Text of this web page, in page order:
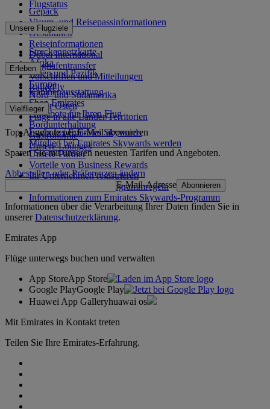
Flugstatus
Gepäck
Visum- und Reisepassinformationen
Gesundheit
Reiseinformationen
Dubai International
Flughafentransfer
Vorschriften und Mitteilungen
Rail&Fly
Unsere Flugziele
Streckennetzkarte
Afrika
Asien und Pazifik
Europa
Nord- und Südamerika
Naher Osten
Flüge in alle Länder/Territorien
Erleben
Kabinenausstattung
Shop Emirates
Angebote für Ihren Flug
Bordunterhaltung
Gastronomie
Unsere Lounges
Vielflieger
Login bei Emirates Skywards
Mitglied bei Emirates Skywards werden
Unsere Partner
Vorteile von Business Rewards
Ihr Unternehmen registrieren
Emirates Skywards-Programmregeln
Informationen zum Emirates Skywards-Programm
Top-Angebote per E-Mail abonnieren
Sparen Sie mit unseren neuesten Tarifen und Angeboten.
Abbestellen oder Präferenzen ändern
E-Mail-Adresse Abonnieren
Informationen über die Verarbeitung Ihrer Daten finden Sie in
unsererDatenschutzerklärung.
Emirates App
Flüge unterwegs buchen und verwalten
App StoreApp Store
Google PlayGoogle Play
Huawei App Galleryhuawai os
Mit Emirates in Kontakt treten
Teilen Sie Ihre Emirates-Erfahrung.